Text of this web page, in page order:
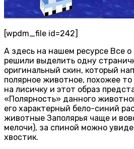
[wpdm_file id=242]
А здесь на нашем ресурсе Все
решили выделить одну
оригинальный скин, который
полярное животное, похожее
на лисичку и этот образ
«Полярность» данного
его характерный бело-синий
животные Заполярья чаще и
мелочи), за спиной можно
хвостик.